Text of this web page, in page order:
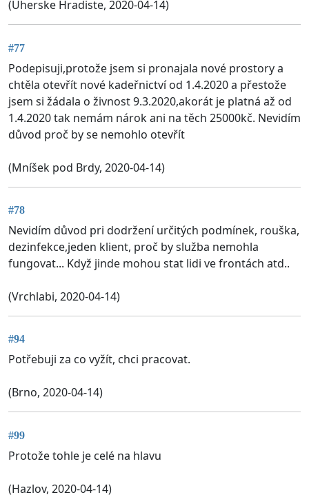
(Uherske Hradiste, 2020-04-14)
#77
Podepisuji,protože jsem si pronajala nové prostory a
chtěla otevřít nové kadeřnictví od 1.4.2020 a přestože
jsem si žádala o živnost 9.3.2020,akorát je platná až od
1.4.2020 tak nemám nárok ani na těch 25000kč. Nevidím
důvod proč by se nemohlo otevřít
(Mníšek pod Brdy, 2020-04-14)
#78
Nevidím důvod pri dodržení určitých podmínek, rouška,
dezinfekce,jeden klient, proč by služba nemohla
fungovat... Když jinde mohou stat lidi ve frontách atd..
(Vrchlabi, 2020-04-14)
#94
Potřebuji za co vyžít, chci pracovat.
(Brno, 2020-04-14)
#99
Protože tohle je celé na hlavu
(Hazlov, 2020-04-14)